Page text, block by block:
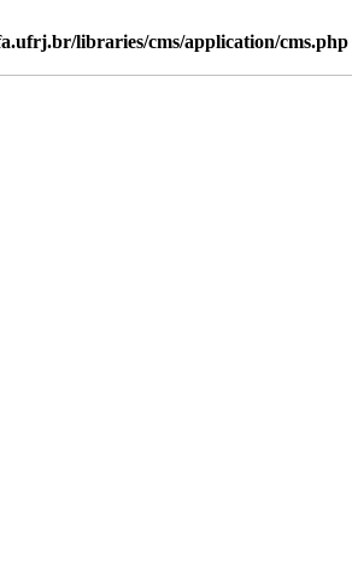
libraries/cms/application/cms.php